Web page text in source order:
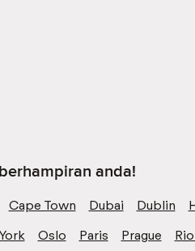
anda!
Cape Town Dubai Dublin
Oslo Paris Prague